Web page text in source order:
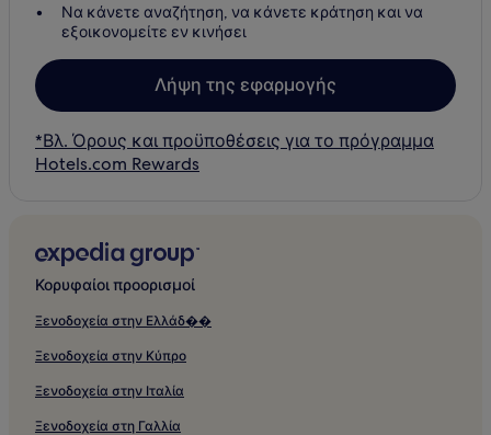
Να κάνετε αναζήτηση, να κάνετε κράτηση και να
εξοικονομείτε εν κινήσει
Λήψη της εφαρμογής
*Βλ. Όρους και προϋποθέσεις για το πρόγραμμα
Hotels.com Rewards
Κορυφαίοι προορισμοί
Ξενοδοχεία στην Ελλάδ��
Ξενοδοχεία στην Κύπρο
Ξενοδοχεία στην Ιταλία
Ξενοδοχεία στη Γαλλία